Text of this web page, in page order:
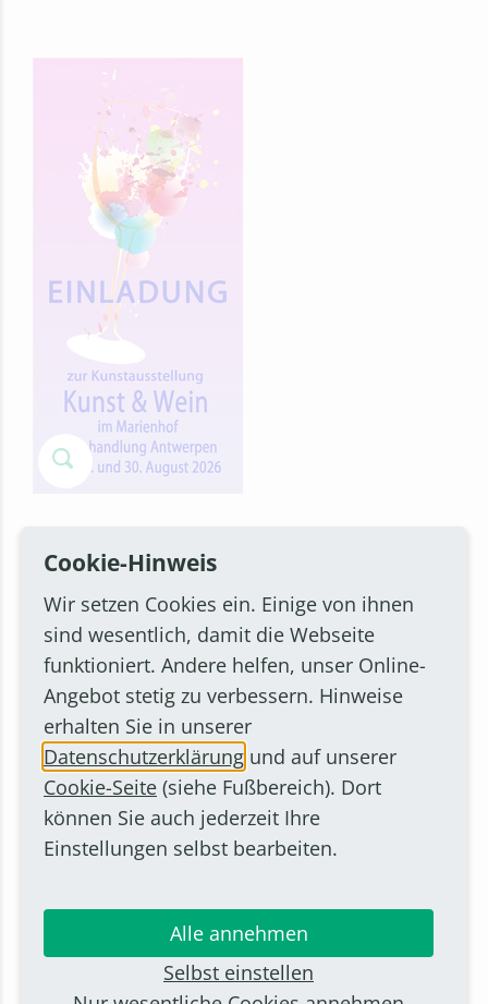
PDF-Download
Sa.. 29.08.26
bis So.. 30.08.26
NAME DES VERANSTALTERS
Künstlerkreis Vorgebirge e.V.
Marienhof der Weinhandlung Antwerpen in
Hersel
Cookie-Hinweis
Wir setzen Cookies ein. Einige von ihnen
sind wesentlich, damit die Webseite
funktioniert. Andere helfen, unser Online-
Angebot stetig zu verbessern. Hinweise
erhalten Sie in unserer
Datenschutzerklärung und auf unserer
Cookie-Seite (siehe Fußbereich). Dort
können Sie auch jederzeit Ihre
Einstellungen selbst bearbeiten.
Alle annehmen
Selbst einstellen